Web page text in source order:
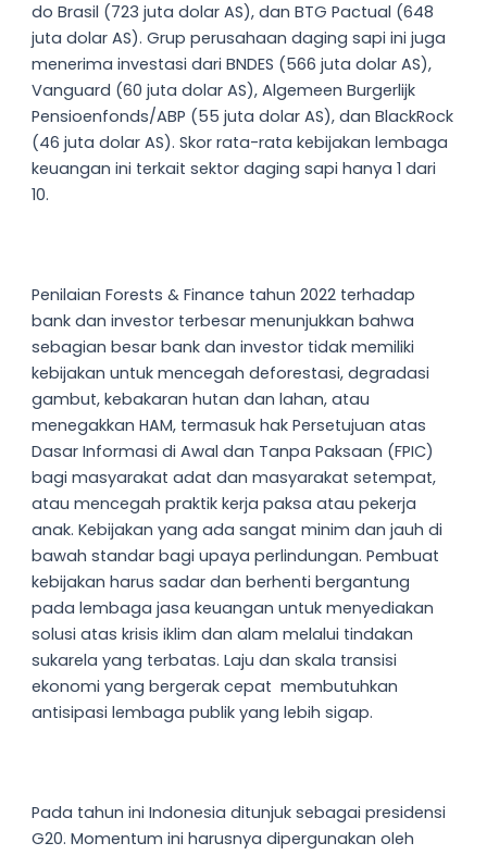
do Brasil (723 juta dolar AS), dan BTG Pactual (648
juta dolar AS). Grup perusahaan daging sapi ini juga
menerima investasi dari BNDES (566 juta dolar AS),
Vanguard (60 juta dolar AS), Algemeen Burgerlijk
Pensioenfonds/ABP (55 juta dolar AS), dan BlackRock
(46 juta dolar AS). Skor rata-rata kebijakan lembaga
keuangan ini terkait sektor daging sapi hanya 1 dari
10.
Penilaian Forests & Finance tahun 2022 terhadap
bank dan investor terbesar menunjukkan bahwa
sebagian besar bank dan investor tidak memiliki
kebijakan untuk mencegah deforestasi, degradasi
gambut, kebakaran hutan dan lahan, atau
menegakkan HAM, termasuk hak Persetujuan atas
Dasar Informasi di Awal dan Tanpa Paksaan (FPIC)
bagi masyarakat adat dan masyarakat setempat,
atau mencegah praktik kerja paksa atau pekerja
anak. Kebijakan yang ada sangat minim dan jauh di
bawah standar bagi upaya perlindungan. Pembuat
kebijakan harus sadar dan berhenti bergantung
pada lembaga jasa keuangan untuk menyediakan
solusi atas krisis iklim dan alam melalui tindakan
sukarela yang terbatas. Laju dan skala transisi
ekonomi yang bergerak cepat membutuhkan
antisipasi lembaga publik yang lebih sigap.
Pada tahun ini Indonesia ditunjuk sebagai presidensi
G20. Momentum ini harusnya dipergunakan oleh